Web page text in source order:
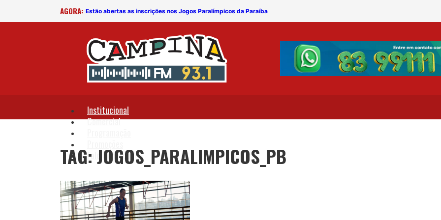
AGORA: Estão abertas as inscrições nos Jogos Paralímpicos da Paraíba
Institucional
Comercial
Fale Conosco
TAG: JOGOS_PARALIMPICOS_PB